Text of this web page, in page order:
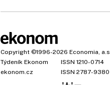
Copyright ©1996-2026 Economia, a.s.
Týdeník Ekonom
ISSN 1210-0714
ekonom.cz
ISSN 2787-9380